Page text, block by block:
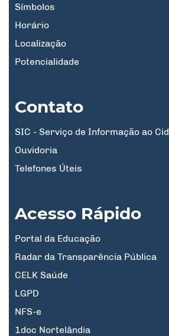
Símbolos
Horário
Localização
Potencialidade
Contato
SIC - Serviço de Informação ao
Ouvidoria
Telefones Úteis
Acesso Rápido
Portal da Educação
Radar da Transparência Pública
CELK Saúde
LGPD
NFS-e
1doc Nortelândia